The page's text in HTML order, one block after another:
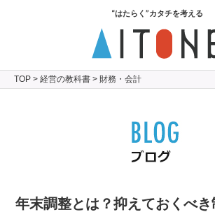
“はたらく”カタチを考える
TOP > 経営の教科書 > 財務・会計
年末調整とは？抑えておくべき